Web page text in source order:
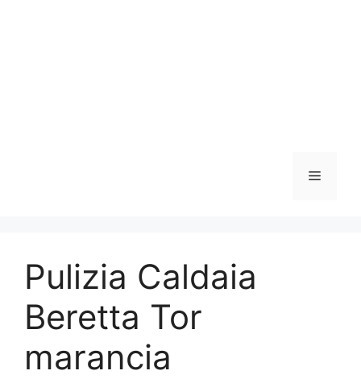
Menu
Pulizia Caldaia
Beretta Tor
marancia